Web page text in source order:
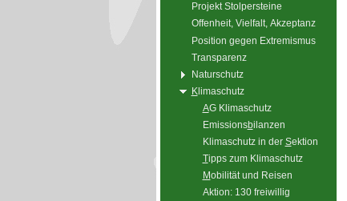
Projekt Stolpersteine
Offenheit, Vielfalt, Akzeptanz
Position gegen Extremismus
Transparenz
Naturschutz
Klimaschutz
AG Klimaschutz
Emissionsbilanzen
Klimaschutz in der Sektion
Tipps zum Klimaschutz
Mobilität und Reisen
Aktion: 130 freiwillig